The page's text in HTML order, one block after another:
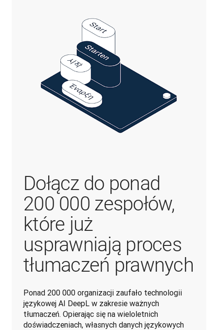
Dołącz do ponad
200 000 zespołów,
które już
usprawniają proces
tłumaczeń prawnych
Ponad 200 000 organizacji zaufało technologii
językowej AI DeepL w zakresie ważnych
tłumaczeń. Opierając się na wieloletnich
doświadczeniach, własnych danych językowych